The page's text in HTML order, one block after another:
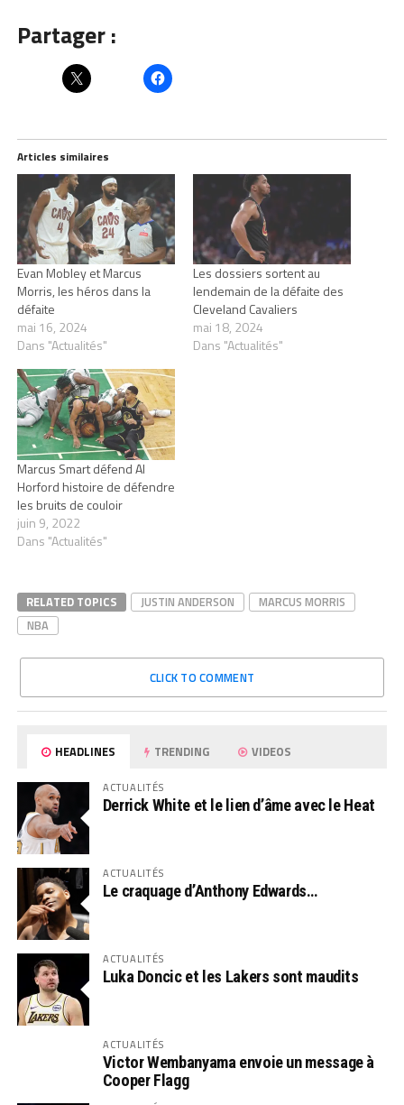
Partager :
Articles similaires
Evan Mobley et Marcus
Morris, les héros dans la
défaite
mai 16, 2024
Dans "Actualités"
Les dossiers sortent au
lendemain de la défaite des
Cleveland Cavaliers
mai 18, 2024
Dans "Actualités"
Marcus Smart défend Al
Horford histoire de défendre
les bruits de couloir
juin 9, 2022
Dans "Actualités"
RELATED TOPICS JUSTIN ANDERSON
MARCUS MORRIS
NBA
CLICK TO COMMENT
HEADLINES TRENDING VIDEOS
ACTUALITÉS
Derrick White et le lien d’âme avec le Heat
ACTUALITÉS
Le craquage d’Anthony Edwards…
ACTUALITÉS
Luka Doncic et les Lakers sont maudits
ACTUALITÉS
Victor Wembanyama envoie un message à
Cooper Flagg